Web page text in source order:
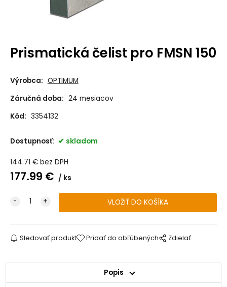
Prismatická čelist pro FMSN 150
Výrobca: OPTIMUM
Záručná doba: 24 mesiacov
Kód: 3354132
Dostupnosť: skladom
144.71 € bez DPH
177.99 € ks
Sledovať produkt Pridať do obľúbených Zdielať
Popis